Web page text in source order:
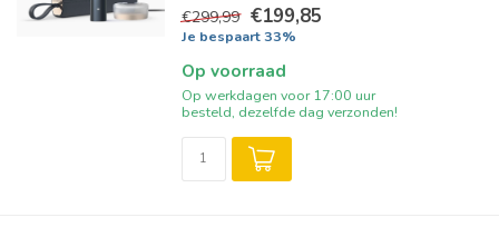
€299,99 €199,85
Je bespaart 33%
Op voorraad
Op werkdagen voor 17:00 uur
besteld, dezelfde dag verzonden!